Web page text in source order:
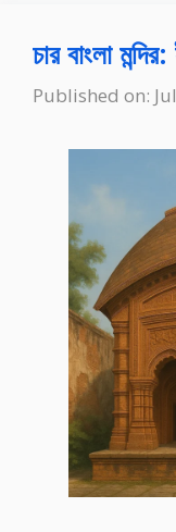
চার বাংলা
Published on: